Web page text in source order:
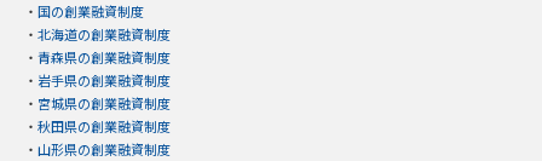
・ 国の創業融資制度
・ 北海道の創業融資制度
・ 青森県の創業融資制度
・ 岩手県の創業融資制度
・ 宮城県の創業融資制度
・ 秋田県の創業融資制度
・ 山形県の創業融資制度